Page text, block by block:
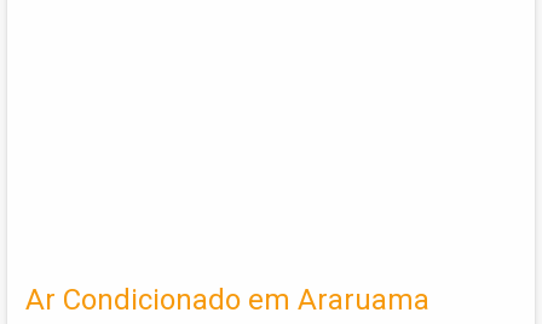
Ar Condicionado em Araruama